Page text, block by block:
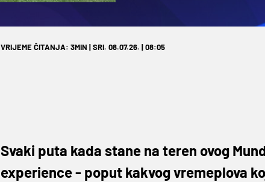
VRIJEME ČITANJA: 3MIN | SRI. 08.07.26. | 08:05
Svaki puta kada stane na teren ovog
experience - poput kakvog vremeplova